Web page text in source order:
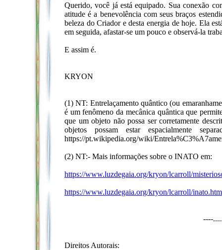
Querido, você já está equipado. Sua conexão
atitude é a benevolência com seus braços
beleza do Criador e desta energia de hoje. Ela
em seguida, afastar-se um pouco e observá-la
E assim é.
KRYON
(1) NT: Entrelaçamento quântico (ou
é um fenômeno da mecânica quântica que
que um objeto não possa ser corretamente
objetos possam estar espacialmente
https://pt.wikipedia.org/wiki/
(2) NT:- Mais informações sobre o INATO em:
https://www.luzdegaia.org/kryon/lcarroll/
https://www.luzdegaia.org/kryon/lcarroll/inato.htm
----
Direitos Autorais: